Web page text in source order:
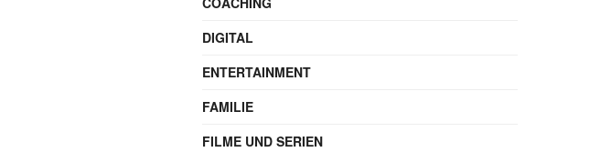
DIGITAL
ENTERTAINMENT
FAMILIE
FILME UND SERIEN